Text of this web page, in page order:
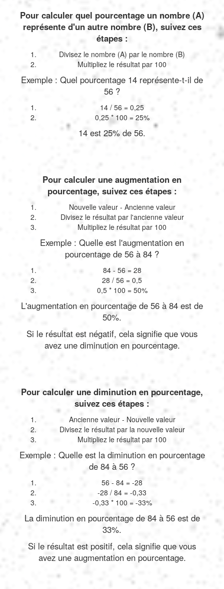
Pour calculer quel pourcentage un nombre (A)
représente d'un autre nombre (B), suivez ces
étapes :
Divisez le nombre (A) par le nombre (B)
Multipliez le résultat par 100
Exemple : Quel pourcentage 14 représente-t-il de
56 ?
14 / 56 = 0,25
0,25 * 100 = 25%
14 est 25% de 56.
Pour calculer une augmentation en
pourcentage, suivez ces étapes :
Nouvelle valeur - Ancienne valeur
Divisez le résultat par l'ancienne valeur
Multipliez le résultat par 100
Exemple : Quelle est l'augmentation en
pourcentage de 56 à 84 ?
84 - 56 = 28
28 / 56 = 0,5
0,5 * 100 = 50%
L'augmentation en pourcentage de 56 à 84 est de
50%.
Si le résultat est négatif, cela signifie que vous
avez une diminution en pourcentage.
Pour calculer une diminution en pourcentage,
suivez ces étapes :
Ancienne valeur - Nouvelle valeur
Divisez le résultat par la nouvelle valeur
Multipliez le résultat par 100
Exemple : Quelle est la diminution en pourcentage
de 84 à 56 ?
56 - 84 = -28
-28 / 84 = -0,33
-0,33 * 100 = -33%
La diminution en pourcentage de 84 à 56 est de
33%.
Si le résultat est positif, cela signifie que vous
avez une augmentation en pourcentage.